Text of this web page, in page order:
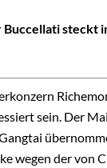
steckt
sein. Der
wegen der von